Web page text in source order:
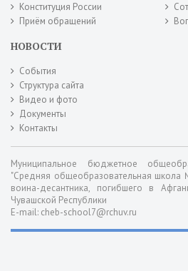
Конституция России
Приём обращений
НОВОСТИ
События
Структура сайта
Видео и фото
Документы
Контакты
Муниципальное бюджетное
"Средняя общеобразовательная школа
воина-десантника, погибшего в
Чувашской Республики
E-mail: cheb-school7@rchuv.ru